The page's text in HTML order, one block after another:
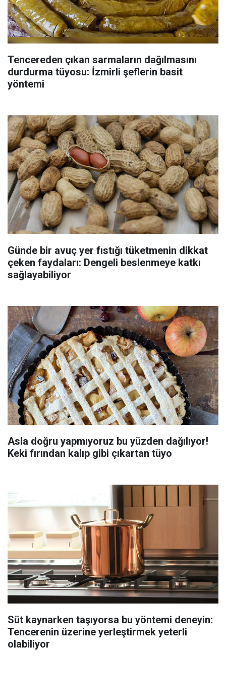
Tencereden çıkan sarmaların dağılmasını
durdurma tüyosu: İzmirli şeflerin basit
yöntemi
Günde bir avuç yer fıstığı tüketmenin dikkat
çeken faydaları: Dengeli beslenmeye katkı
sağlayabiliyor
Asla doğru yapmıyoruz bu yüzden dağılıyor!
Keki fırından kalıp gibi çıkartan tüyo
Süt kaynarken taşıyorsa bu yöntemi deneyin:
Tencerenin üzerine yerleştirmek yeterli
olabiliyor